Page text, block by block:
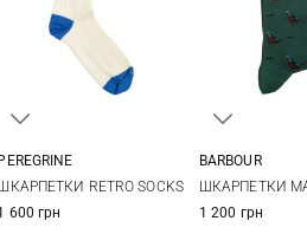
PEREGRINE
RETRO SOCKS
600 грн
BARBOUR
ШКАРПЕТКИ
1 200 грн